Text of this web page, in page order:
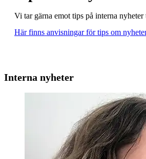
Vi tar gärna emot tips på interna
Här finns anvisningar för tips om
Interna nyheter